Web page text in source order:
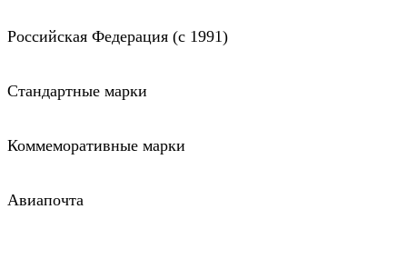
Российская Федерация (c 1991)
Стандартные марки
Коммеморативные марки
Авиапочта